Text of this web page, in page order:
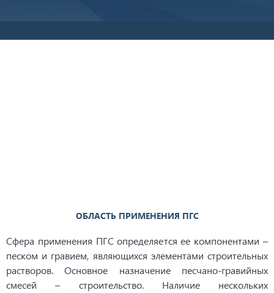
ОБЛАСТЬ ПРИМЕНЕНИЯ ПГС
Сфера применения ПГС определяется ее компонентами –
песком и гравием, являющихся элементами строительных
растворов. Основное назначение песчано-гравийных
смесей – строительство. Наличие нескольких